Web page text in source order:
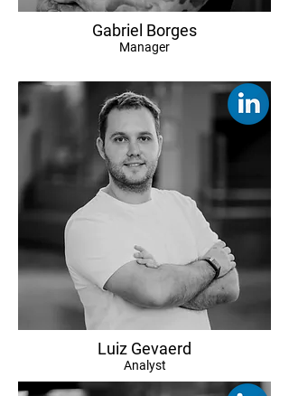
Gabriel Borges
Manager
Luiz Gevaerd
Analyst